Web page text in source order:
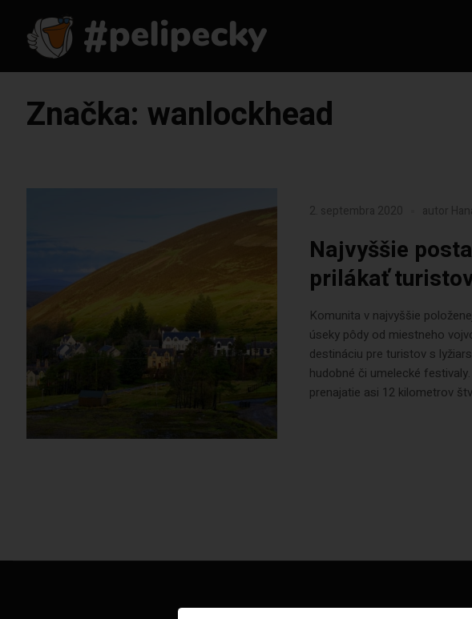
Značka:wanlockhead
2. septembra 2020 autor
Najvyššie
prilákať
Komunita v najvyššie
úseky pôdy od miestneho
destináciu pre turistov s
hudobné či umelecké
prenajatie asi 12 kilometrov